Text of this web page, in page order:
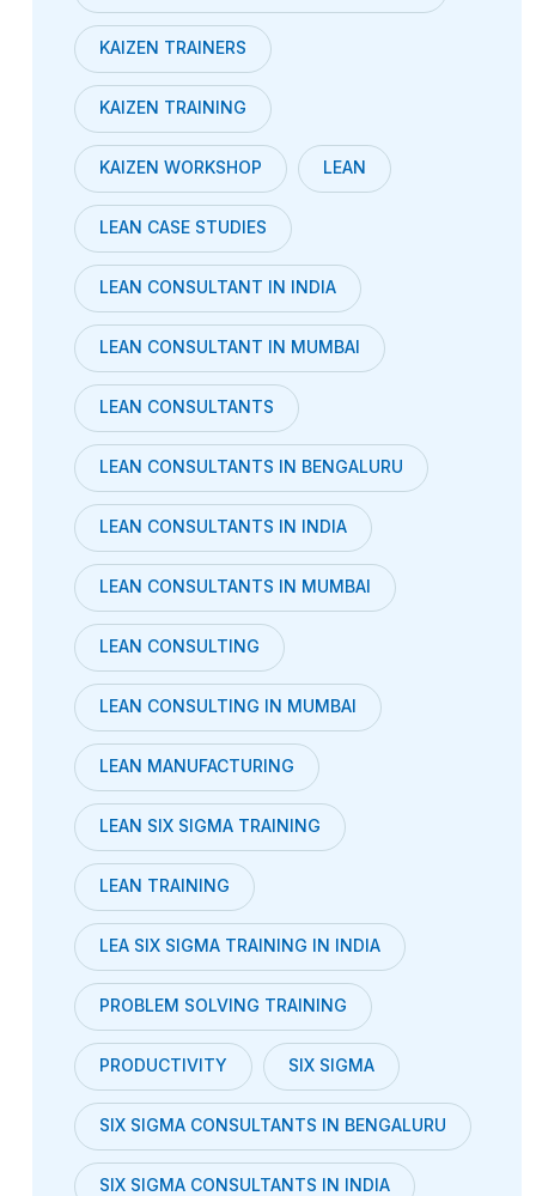
KAIZEN TRAINERS
KAIZEN TRAINING
KAIZEN WORKSHOP LEAN
LEAN CASE STUDIES
LEAN CONSULTANT IN INDIA
LEAN CONSULTANT IN MUMBAI
LEAN CONSULTANTS
LEAN CONSULTANTS IN BENGALURU
LEAN CONSULTANTS IN INDIA
LEAN CONSULTANTS IN MUMBAI
LEAN CONSULTING
LEAN CONSULTING IN MUMBAI
LEAN MANUFACTURING
LEAN SIX SIGMA TRAINING
LEAN TRAINING
LEA SIX SIGMA TRAINING IN INDIA
PROBLEM SOLVING TRAINING
PRODUCTIVITY SIX SIGMA
SIX SIGMA CONSULTANTS IN BENGALURU
SIX SIGMA CONSULTANTS IN INDIA